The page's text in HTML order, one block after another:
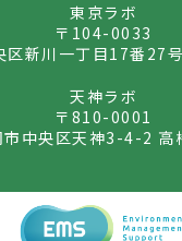
東京ラボ
〒104-0033
区新川一丁目17番27
天神ラボ
〒810-0001
市中央区天神3-4-2 高